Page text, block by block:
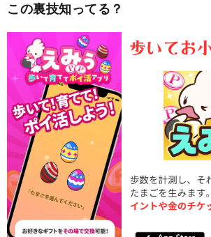
この裏技知ってる？